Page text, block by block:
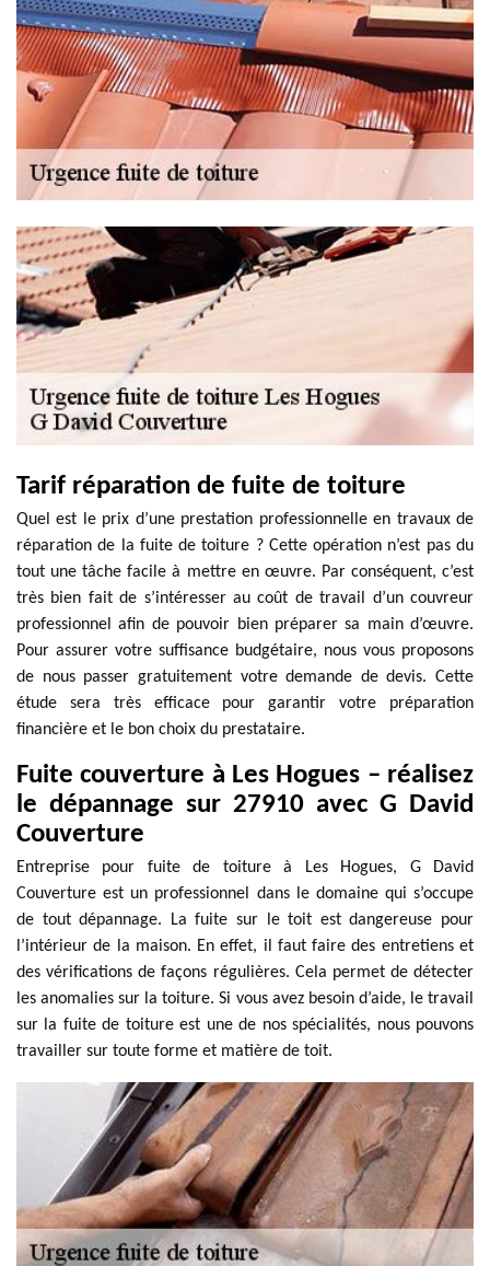
Tarif réparation de fuite de toiture
Quel est le prix d’une prestation professionnelle en travaux de
réparation de la fuite de toiture ? Cette opération n’est pas du
tout une tâche facile à mettre en œuvre. Par conséquent, c’est
très bien fait de s’intéresser au coût de travail d’un couvreur
professionnel afin de pouvoir bien préparer sa main d’œuvre.
Pour assurer votre suffisance budgétaire, nous vous proposons
de nous passer gratuitement votre demande de devis. Cette
étude sera très efficace pour garantir votre préparation
financière et le bon choix du prestataire.
Fuite couverture à Les Hogues – réalisez
le dépannage sur 27910 avec G David
Couverture
Entreprise pour fuite de toiture à Les Hogues, G David
Couverture est un professionnel dans le domaine qui s’occupe
de tout dépannage. La fuite sur le toit est dangereuse pour
l’intérieur de la maison. En effet, il faut faire des entretiens et
des vérifications de façons régulières. Cela permet de détecter
les anomalies sur la toiture. Si vous avez besoin d’aide, le travail
sur la fuite de toiture est une de nos spécialités, nous pouvons
travailler sur toute forme et matière de toit.